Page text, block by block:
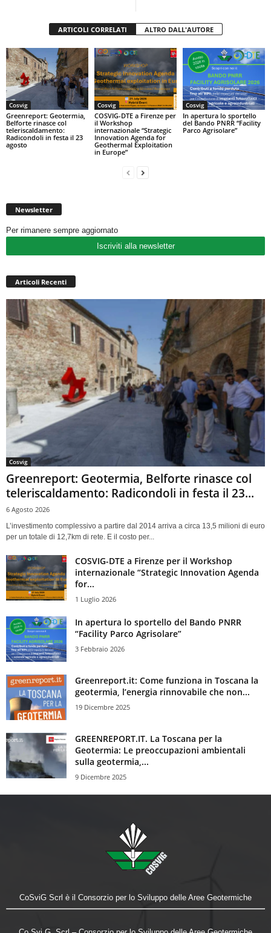
ARTICOLI CORRELATI ALTRO DALL'AUTORE
Cosvig
Greenreport: Geotermia,
Belforte rinasce col
teleriscaldamento:
Radicondoli in festa il 23
agosto
Cosvig
COSVIG-DTE a Firenze per
il Workshop
internazionale “Strategic
Innovation Agenda for
Geothermal Exploitation
in Europe”
Cosvig
In apertura lo sportello
del Bando PNRR “Facility
Parco Agrisolare”
Newsletter
Per rimanere sempre aggiornato
Iscriviti alla newsletter
Articoli Recenti
Cosvig
Greenreport: Geotermia, Belforte rinasce col
teleriscaldamento: Radicondoli in festa il 23...
6 Agosto 2026
L’investimento complessivo a partire dal 2014 arriva a circa 13,5 milioni di euro
per un totale di 12,7km di rete. E il costo per...
COSVIG-DTE a Firenze per il Workshop
internazionale “Strategic Innovation Agenda
for...
1 Luglio 2026
In apertura lo sportello del Bando PNRR
“Facility Parco Agrisolare”
3 Febbraio 2026
Greenreport.it: Come funziona in Toscana la
geotermia, l’energia rinnovabile che non...
19 Dicembre 2025
GREENREPORT.IT. La Toscana per la
Geotermia: Le preoccupazioni ambientali
sulla geotermia,...
9 Dicembre 2025
CoSviG Scrl è il Consorzio per lo Sviluppo delle Aree Geotermiche